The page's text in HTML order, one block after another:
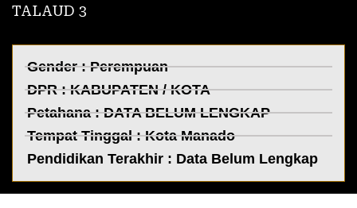
TALAUD 3
Gender : Perempuan
DPR :KABUPATEN / KOTA
Petahana : DATA BELUM LENGKAP
Tempat Tinggal :Kota Manado
Pendidikan Terakhir : Data Belum Lengkap